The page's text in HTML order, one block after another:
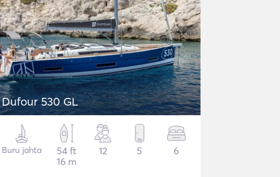
Dufour 530 GL
Buru jahta
54 ft
16 m
12 5 6